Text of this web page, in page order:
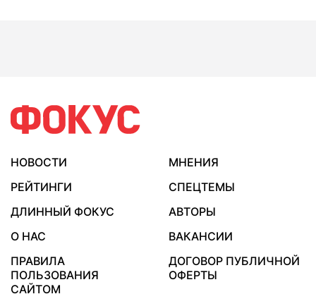
НОВОСТИ
МНЕНИЯ
РЕЙТИНГИ
СПЕЦТЕМЫ
ДЛИННЫЙ ФОКУС
АВТОРЫ
О НАС
ВАКАНСИИ
ПРАВИЛА
ПОЛЬЗОВАНИЯ
САЙТОМ
ДОГОВОР ПУБЛИЧНОЙ
ОФЕРТЫ